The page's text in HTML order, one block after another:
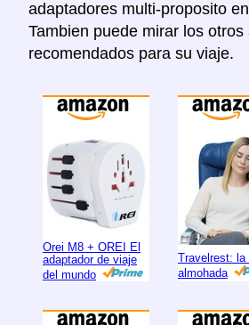
adaptadores multi-proposito
Tambien puede mirar los otros
recomendados para su viaje.
Orei M8 + OREI El
adaptador de viaje
del mundo
Travelrest: la
almohada